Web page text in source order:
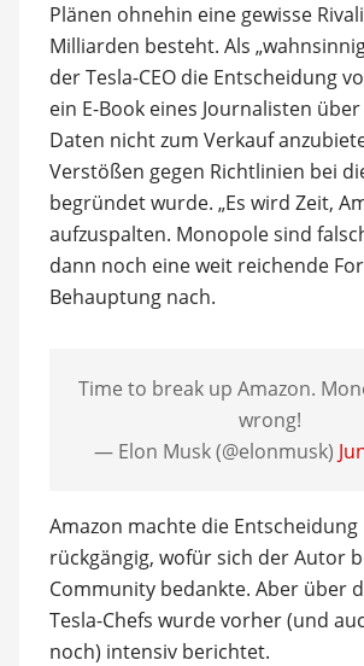
Plänen ohnehin eine gewisse
Milliarden besteht. Als
der Tesla-CEO die Entscheidung
ein E-Book eines Journalisten
Daten nicht zum Verkauf
Verstößen gegen Richtlinien bei
begründet wurde. „Es wird Zeit,
aufzuspalten. Monopole sind
dann noch eine weit reichende
Behauptung nach.
Time to break up Amazon.
wrong!
— Elon Musk (@elonmusk)
Amazon machte die Entscheidung
rückgängig, wofür sich der Autor
Community bedankte. Aber über
Tesla-Chefs wurde vorher (und
noch) intensiv berichtet.